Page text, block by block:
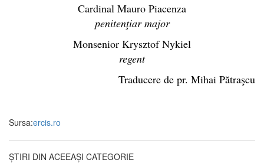
Cardinal Mauro Piacenza
penitenţiar major
Monsenior Krysztof Nykiel
regent
Traducere de pr. Mihai Pătraşcu
Sursa:ercis.ro
ȘTIRI DIN ACEEAȘI CATEGORIE